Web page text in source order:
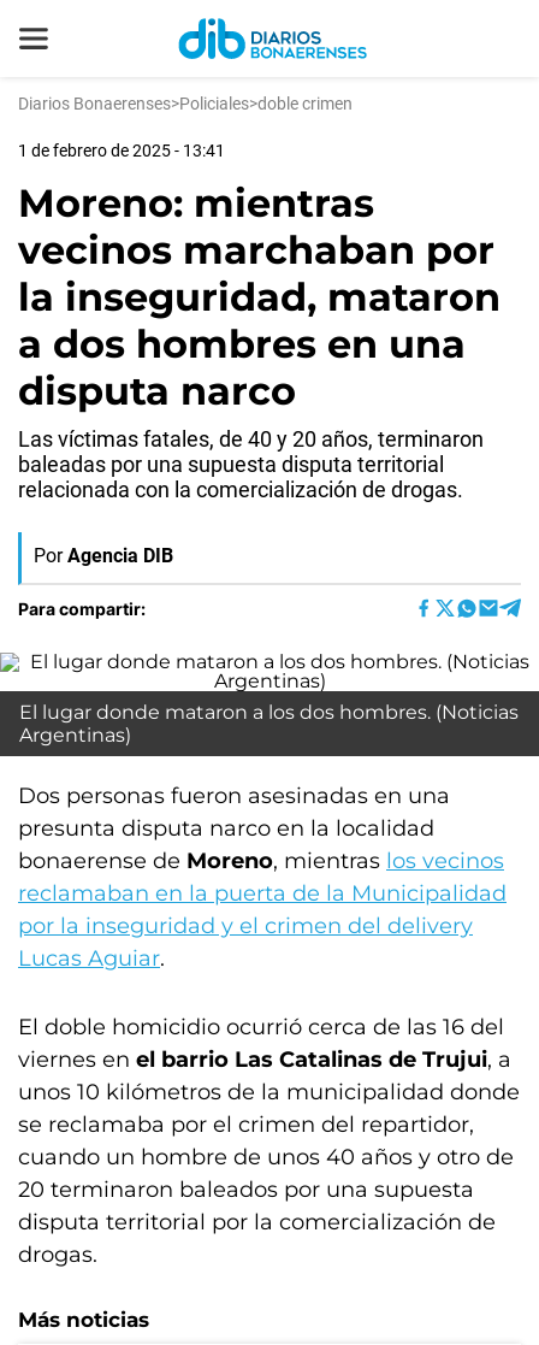
Diarios Bonaerenses>Policiales>doble crimen
1 de febrero de 2025 - 13:41
Moreno: mientras
vecinos marchaban por
la inseguridad, mataron
a dos hombres en una
disputa narco
Las víctimas fatales, de 40 y 20 años, terminaron
baleadas por una supuesta disputa territorial
relacionada con la comercialización de drogas.
Por Agencia DIB
Para compartir:
El lugar donde mataron a los dos hombres. (Noticias
Argentinas)
Dos personas fueron asesinadas en una
presunta disputa narco en la localidad
bonaerense de Moreno, mientras los vecinos
reclamaban en la puerta de la Municipalidad
por la inseguridad y el crimen del delivery
Lucas Aguiar.
El doble homicidio ocurrió cerca de las 16 del
viernes en el barrio Las Catalinas de Trujui, a
unos 10 kilómetros de la municipalidad donde
se reclamaba por el crimen del repartidor,
cuando un hombre de unos 40 años y otro de
20 terminaron baleados por una supuesta
disputa territorial por la comercialización de
drogas.
Más noticias